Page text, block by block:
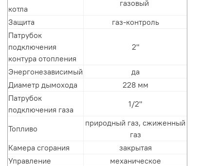
котла
газовый
Защита
газ-контроль
Патрубок
подключения
контура отопления
2"
Энергонезависимый
да
Диаметр дымохода
228 мм
Патрубок
подключения газа
1/2"
Топливо
природный газ, сжиженный
газ
Камера сгорания
закрытая
Управление
механическое